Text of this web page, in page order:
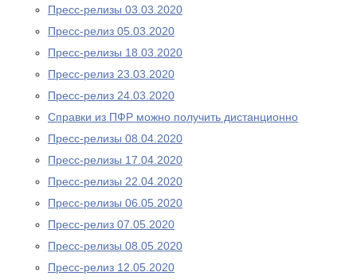
Пресс-релизы 03.03.2020
Пресс-релиз 05.03.2020
Пресс-релизы 18.03.2020
Пресс-релиз 23.03.2020
Пресс-релиз 24.03.2020
Справки из ПФР можно получить дистанционно
Пресс-релизы 08.04.2020
Пресс-релизы 17.04.2020
Пресс-релизы 22.04.2020
Пресс-релизы 06.05.2020
Пресс-релиз 07.05.2020
Пресс-релизы 08.05.2020
Пресс-релиз 12.05.2020